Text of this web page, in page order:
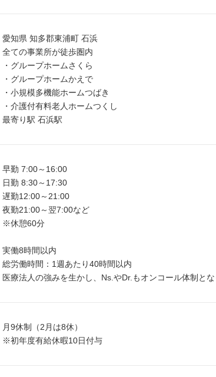
愛知県 知多郡東浦町 石浜
全ての事業所が徒歩圏内
・グループホームさくら
・グループホームかえで
・小規模多機能ホームつばき
・介護付有料老人ホームつくし
最寄り駅 石浜駅
早勤 7:00～16:00
日勤 8:30～17:30
遅勤12:00～21:00
夜勤21:00～翌7:00など
※休憩60分
実働8時間以内
総労働時間：1週あたり40時間以内
医療法人の強みを生かし、Ns.やDr.もオンコール体制と
月9休制（2月は8休）
※初年度有給休暇10日付与